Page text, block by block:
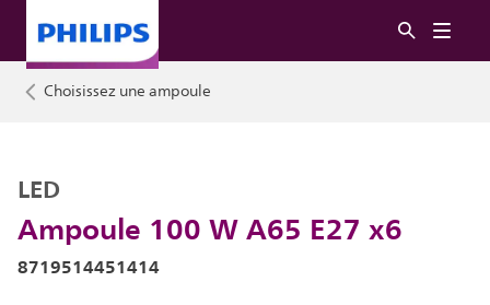
Choisissez une ampoule
Ampoule 100 W A65 E27 x6
LED
8719514451414